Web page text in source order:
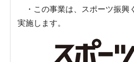
・この事業は、スポーツ振興
実施します。